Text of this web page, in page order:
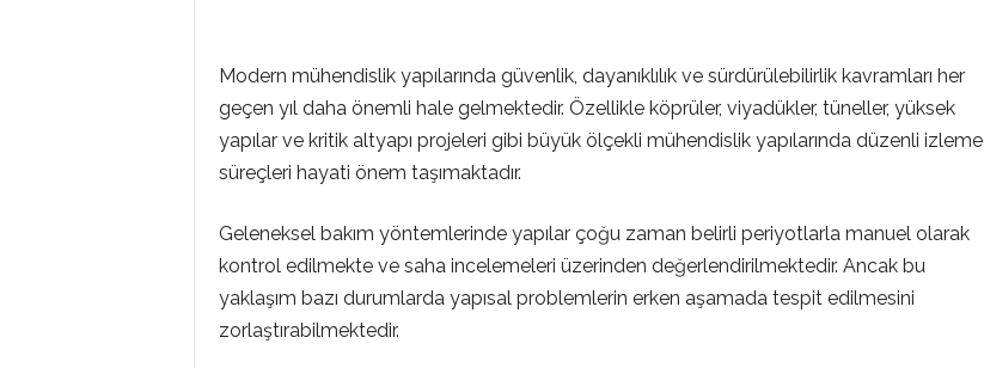
R
O
G
Modern mühendislik yapılarında güvenlik, dayanıklılık ve sürdürülebilirlik kavramları her
geçen yıl daha önemli hale gelmektedir. Özellikle köprüler, viyadükler, tüneller, yüksek
yapılar ve kritik altyapı projeleri gibi büyük ölçekli mühendislik yapılarında düzenli izleme
süreçleri hayati önem taşımaktadır.
Geleneksel bakım yöntemlerinde yapılar çoğu zaman belirli periyotlarla manuel olarak
kontrol edilmekte ve saha incelemeleri üzerinden değerlendirilmektedir. Ancak bu
yaklaşım bazı durumlarda yapısal problemlerin erken aşamada tespit edilmesini
zorlaştırabilmektedir.